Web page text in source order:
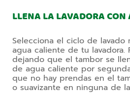
LLENA LA LAVADORA
Selecciona el ciclo de lavado
agua caliente de tu lavadora.
dejando que el tambor se
de agua caliente por
que no hay prendas en el
o suavizante en ninguna de